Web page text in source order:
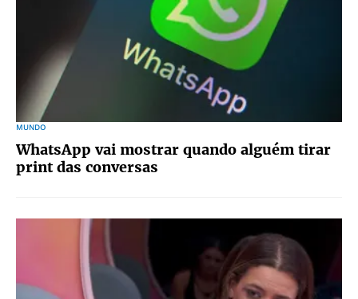
MUNDO
WhatsApp vai mostrar quando alguém tirar
print das conversas